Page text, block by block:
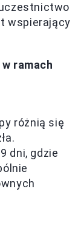
wspierający
ramach
różnią się
dni, gdzie